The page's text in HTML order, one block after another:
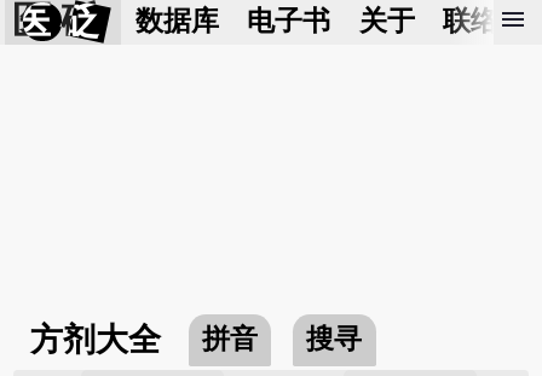
医 砭 数据库 电子书 关于 联络我
menu
方剂大全 拼音
搜寻